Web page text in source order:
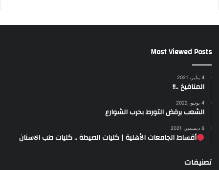
Most Viewed Posts
4 يناير، 2021
المنافيخ ..!!
4 يونيو، 2022
الشعب يرفض التورط بحرب الشوارع
6 ديسمبر، 2021
أقساط الجامعات الأهلية | كليات الصيدلة .. كليات طب الاسنان
تصنيفات